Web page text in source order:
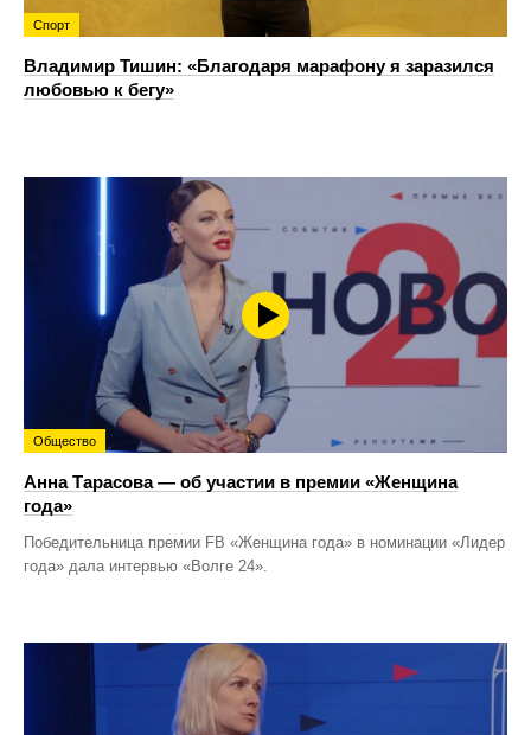
Спорт
Владимир Тишин: «Благодаря марафону я заразился
любовью к бегу»
Общество
Анна Тарасова — об участии в премии «Женщина
года»
Победительница премии FB «Женщина года» в номинации «Лидер
года» дала интервью «Волге 24».